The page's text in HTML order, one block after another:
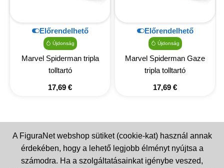
Előrendelhető
Újdonság
Marvel Spiderman tripla
tolltartó
17,69 €
Előrendelhető
Újdonság
Marvel Spiderman Gaze
tripla tolltartó
17,69 €
A FiguraNet webshop sütiket (cookie-kat) használ annak
érdekében, hogy a lehető legjobb élményt nyújtsa a
számodra. Ha a szolgáltatásainkat igénybe veszed,